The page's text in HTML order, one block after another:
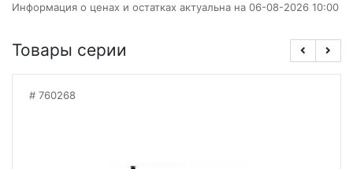
Информация о ценах и остатках актуальна на 06-08-2026 10:00
Товары серии
760268